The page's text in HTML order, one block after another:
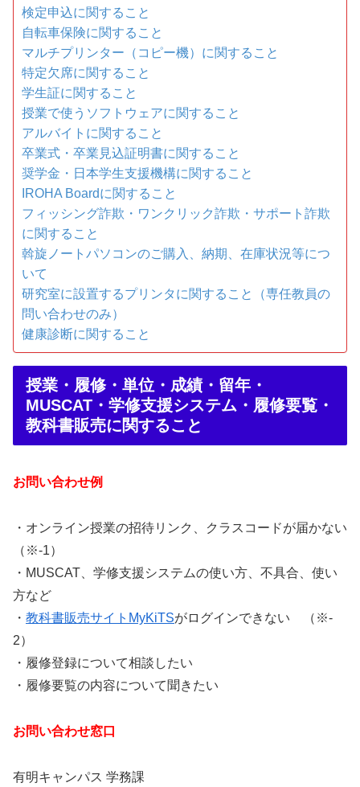
検定申込に関すること
自転車保険に関すること
マルチプリンター（コピー機）に関すること
特定欠席に関すること
学生証に関すること
授業で使うソフトウェアに関すること
アルバイトに関すること
卒業式・卒業見込証明書に関すること
奨学金・日本学生支援機構に関すること
IROHA Boardに関すること
フィッシング詐欺・ワンクリック詐欺・サポート詐欺
に関すること
斡旋ノートパソコンのご購入、納期、在庫状況等につ
いて
研究室に設置するプリンタに関すること（専任教員の
問い合わせのみ）
健康診断に関すること
授業・履修・単位・成績・留年・
MUSCAT・学修支援システム・履修要覧・
教科書販売に関すること
お問い合わせ例
・オンライン授業の招待リンク、クラスコードが届かない
（※‐1）
・MUSCAT、学修支援システムの使い方、不具合、使い
方など
・ 教科書販売サイトMyKiTSがログインできない （※‐
2）
・履修登録について相談したい
・履修要覧の内容について聞きたい
お問い合わせ窓口
有明キャンパス 学務課